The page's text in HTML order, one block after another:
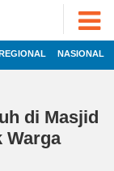
REGIONAL NASIONAL
di Masjid
Warga